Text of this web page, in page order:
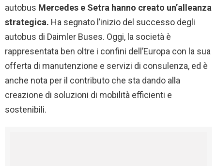
autobus Mercedes e Setra hanno creato un’alleanza
strategica. Ha segnato l’inizio del successo degli
autobus di Daimler Buses. Oggi, la società è
rappresentata ben oltre i confini dell’Europa con la sua
offerta di manutenzione e servizi di consulenza, ed è
anche nota per il contributo che sta dando alla
creazione di soluzioni di mobilità efficienti e
sostenibili.